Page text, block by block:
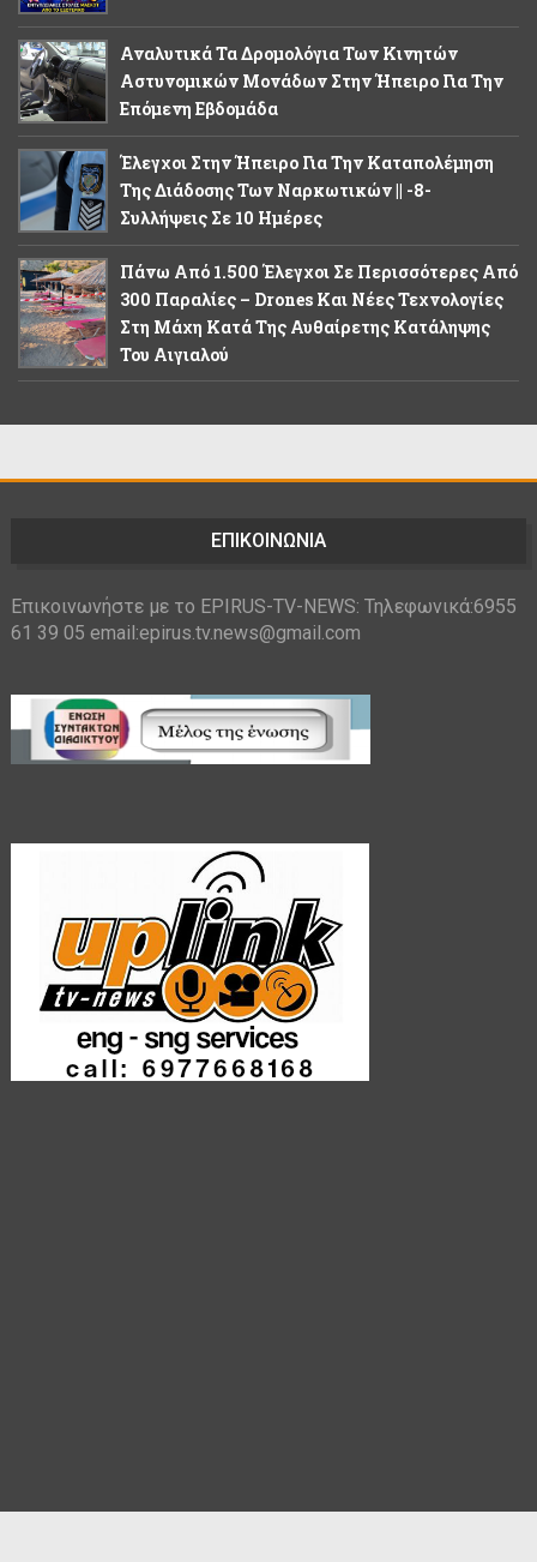
Αναλυτικά Τα Δρομολόγια Των Κινητών
Αστυνομικών Μονάδων Στην Ήπειρο Για Την
Επόμενη Εβδομάδα
Έλεγχοι Στην Ήπειρο Για Την Καταπολέμηση
Της Διάδοσης Των Ναρκωτικών || -8-
Συλλήψεις Σε 10 Ημέρες
Πάνω Από 1.500 Έλεγχοι Σε Περισσότερες Από
300 Παραλίες – Drones Και Νέες Τεχνολογίες
Στη Μάχη Κατά Της Αυθαίρετης Κατάληψης
Του Αιγιαλού
ΕΠΙΚΟΙΝΩΝΙΑ
Επικοινωνήστε με το EPIRUS-TV-NEWS: Τηλεφωνικά:6955
61 39 05 email:epirus.tv.news@gmail.com